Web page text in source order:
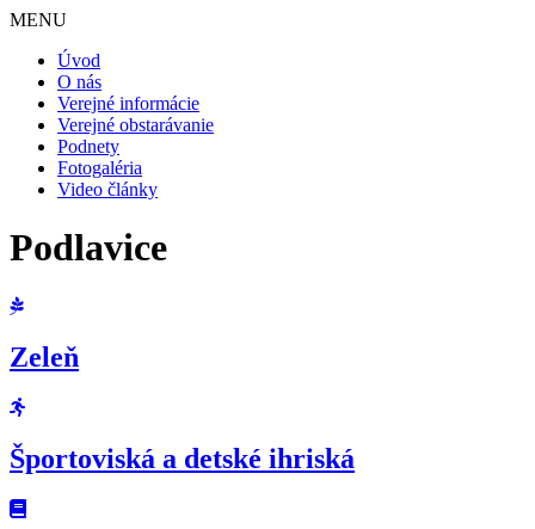
MENU
Úvod
O nás
Verejné informácie
Verejné obstarávanie
Podnety
Fotogaléria
Video články
Podlavice
Zeleň
Športoviská a detské ihriská